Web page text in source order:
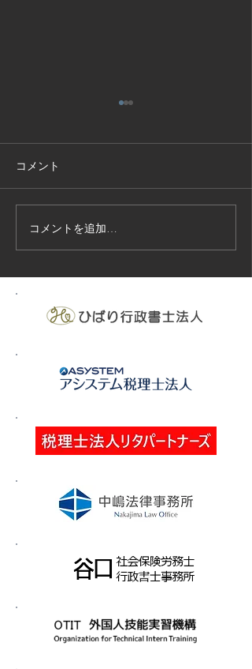
技能実習生１２名入国-フ
ィリピン、ベトナム
コメント
コメントを追加…